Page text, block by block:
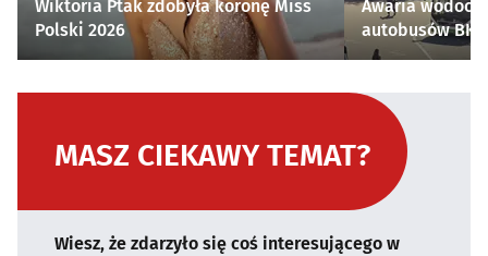
Wiktoria Ptak zdobyła koronę Miss
Polski 2026
Awaria
autobusów
MASZ CIEKAWY TEMAT?
Wiesz, że zdarzyło się coś interesującego w